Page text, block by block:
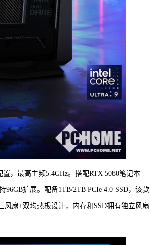
，最高主频5.4GHz。搭配RTX 5080笔记本
96GB扩展。配备1TB/2TB PCIe 4.0 SSD，该款
扇+双均热板设计，内存和SSD拥有独立风扇